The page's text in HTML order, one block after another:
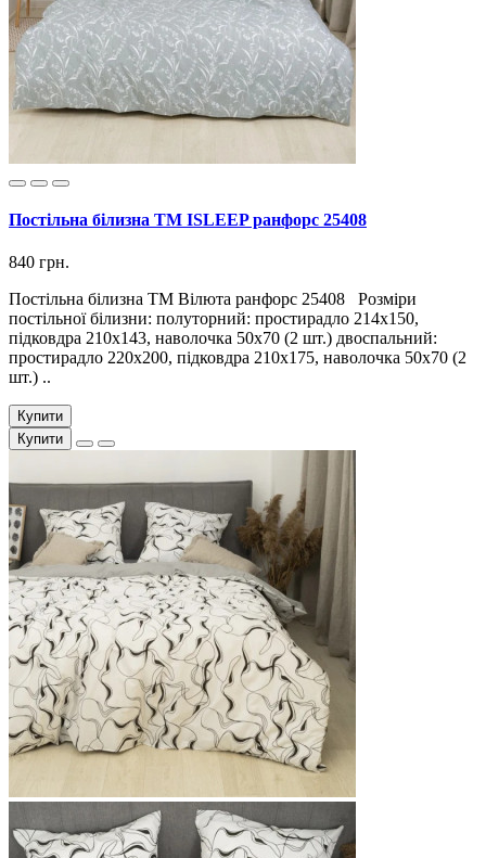
Постільна білизна ТМ ISLEEP ранфорс 25408
840 грн.
Постільна білизна ТМ Вілюта ранфорс 25408 Розміри
постільної білизни: полуторний: простирадло 214х150,
підковдра 210х143, наволочка 50х70 (2 шт.) двоспальний:
простирадло 220х200, підковдра 210х175, наволочка 50х70 (2
шт.) ..
Купити
Купити